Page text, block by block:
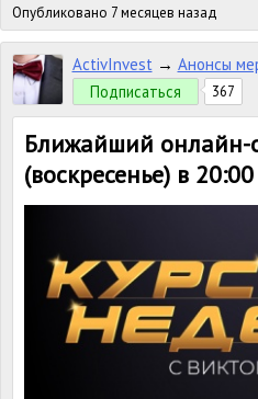
Опубликовано 7 месяцев назад
ActivInvest→ Анонсы
Подписаться 367
Ближайший онлайн-
(воскресенье) в